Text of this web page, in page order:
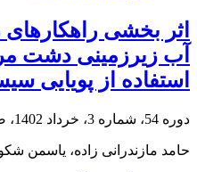
اثر بخشی
آب زیرزمینی دشت
استفاده از پویایی
دوره 54، شماره 3، خرداد 1402، صفحه
حامد مازندرانی زاده، یاسمن